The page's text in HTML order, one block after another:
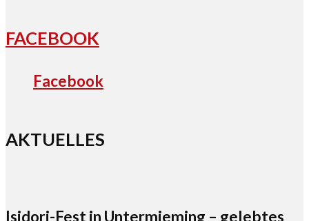
FACEBOOK
Facebook
AKTUELLES
Isidori-Fest in Untermieming – gelebtes